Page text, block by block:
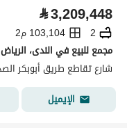
⃁3,209,448
2
103,104 م2
مجمع للبيع في الندى، الرياض
الإيميل